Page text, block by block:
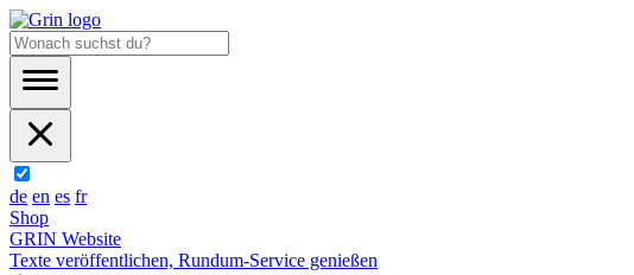
de en es fr
Shop
GRIN Website
Texte veröffentlichen, Rundum-Service genießen